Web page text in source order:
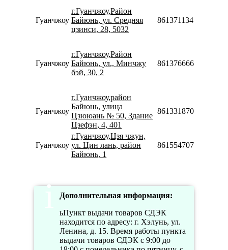
Гуанчжоу
г.Гуанчжоу,Район
Байюнь, ул. Средняя
цзинси, 28, 5032
8613711345915
Гуанчжоу
г.Гуанчжоу,Район
Байюнь, ул., Минчжу
бэй, 30, 2
8613766660203
Гуанчжоу
г.Гуанчжоу,район
Байюнь, улица
Цзююань № 50, Здание
Цзефэн, 4, 401
8613318706806
Гуанчжоу
г.Гуанчжоу,Цзя чжун,
ул. Цин лань, район
Байюнь, 1
8615547078877
Дополнительная информация:
ьПункт выдачи товаров СДЭК
находится по адресу: г. Хэлунь, ул.
Ленина, д. 15. Время работы пункта
выдачи товаров СДЭК с 9:00 до